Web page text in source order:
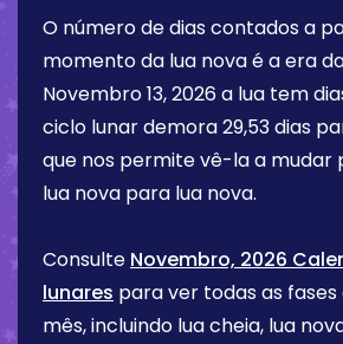
O número de dias contados a
momento da lua nova é a era
Novembro 13, 2026 a lua tem
ciclo lunar demora 29,53 dias
que nos permite vê-la a mudar
lua nova para lua nova.
Consulte Novembro, 2026
lunares para ver todas as
mês, incluindo lua cheia, lua